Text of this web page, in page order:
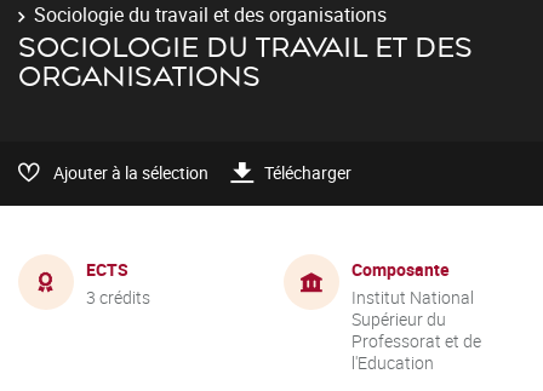
Sociologie du travail et des organisations
SOCIOLOGIE DU TRAVAIL ET DES
ORGANISATIONS
Ajouter à la sélection Télécharger
ECTS
3 crédits
Composante
Institut National
Supérieur du
Professorat et de
l'Education